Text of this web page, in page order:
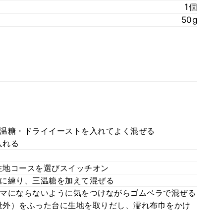
1個
50g
糖・ドライイーストを入れてよく混ぜる
る
コースを選びスイッチオン
練り、三温糖を加えて混ぜる
にならないように気をつけながらゴムベラで混ぜる
）をふった台に生地を取りだし、濡れ布巾をかけ